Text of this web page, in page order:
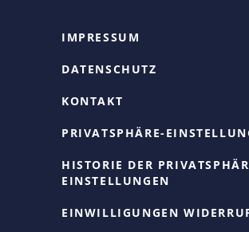
IMPRESSUM
DATENSCHUTZ
KONTAKT
PRIVATSPHÄRE-
HISTORIE DER
EINSTELLUNGEN
EINWILLIGUNGEN